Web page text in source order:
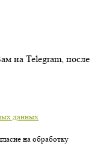
на Telegram, после
данных
на обработку